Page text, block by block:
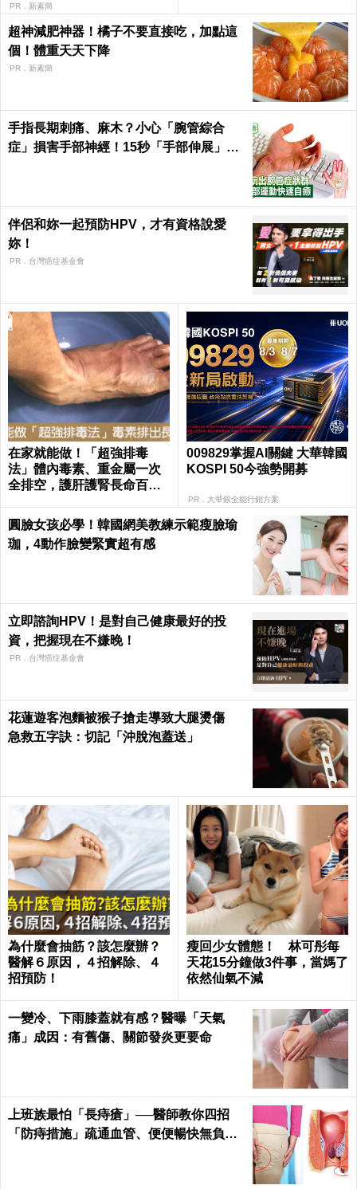
PR．新素簡
超神減肥神器！橘子不要直接吃，加點這
個！體重天天下降
PR．新素簡
手指長期刺痛、麻木？小心「腕管綜合
症」損害手部神經！15秒「手部伸展」這
伴侶和妳一起預防HPV，才有資格說愛
妳！
PR．台灣癌症基金會
在家就能做！「超強排毒
法」體內毒素、重金屬一次
全排空，護肝護腎長命百歲
009829掌握AI關鍵 大華韓國
KOSPI 50今強勢開募
PR．大華銀全能行銷方案
圓臉女孩必學！韓國網美教練示範瘦臉瑜
珈，4動作臉變緊實超有感
立即諮詢HPV！是對自己健康最好的投
資，把握現在不嫌晚！
PR．台灣癌症基金會
花蓮遊客泡麵被猴子搶走導致大腿燙傷
急救五字訣：切記「沖脫泡蓋送」
為什麼會抽筋？該怎麼辦？
醫解６原因，４招解除、４
招預防！
瘦回少女體態！ 林可彤每
天花15分鐘做3件事，當媽了
依然仙氣不減
一變冷、下雨膝蓋就有感？醫曝「天氣
痛」成因：有舊傷、關節發炎更要命
上班族最怕「長痔瘡」──醫師教你四招
「防痔措施」疏通血管、便便暢快無負擔